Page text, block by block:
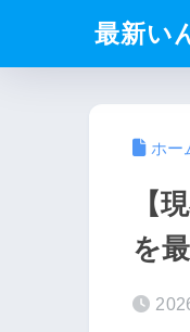
最新い
ホー
【
を